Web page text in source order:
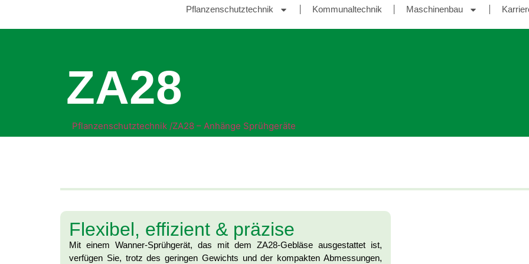
Pflanzenschutztechnik Kommunaltechnik Maschinenbau
ZA28
Pflanzenschutztechnik /ZA28 – Anhänge Sprühgeräte
Flexibel, effizient & präzise
Mit einem Wanner-Sprühgerät, das mit dem ZA28-Gebläse ausgestattet ist,
verfügen Sie, trotz des geringen Gewichts und der kompakten Abmessungen,